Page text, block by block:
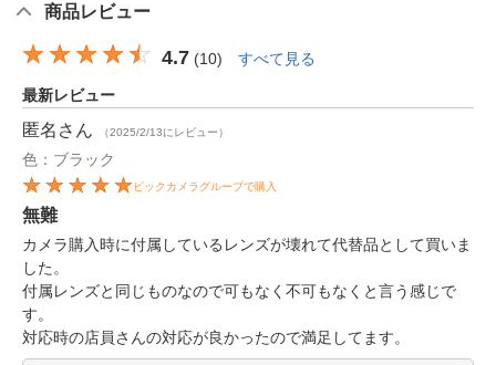
商品レビュー
4.7 (10) すべて見る
最新レビュー
匿名 さん （2025/2/13にレビュー）
色：ブラック
ビックカメラグループで購入
無難
カメラ購入時に付属しているレンズが壊れて代替品として買いま
した。
付属レンズと同じものなので可もなく不可もなくと言う感じで
す。
対応時の店員さんの対応が良かったので満足してます。